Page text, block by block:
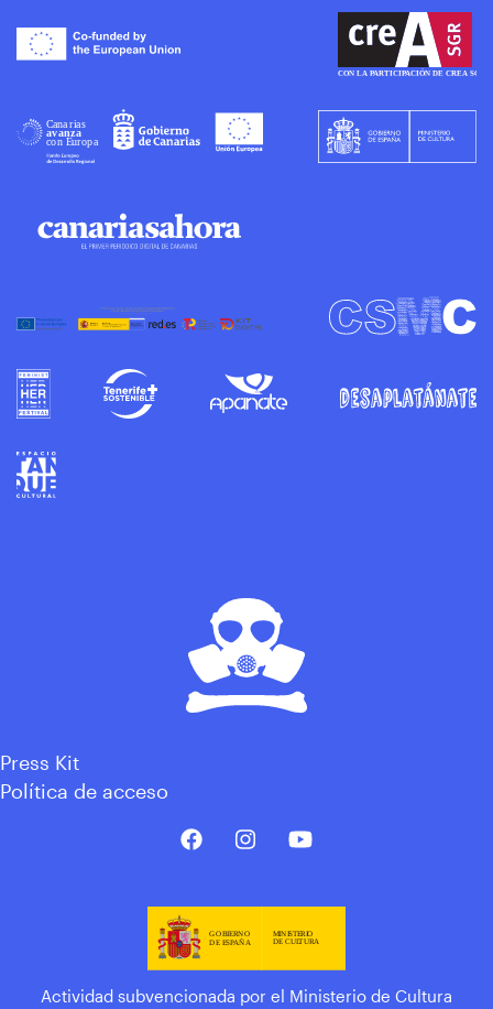
Press Kit
Política de acceso
Actividad subvencionada por el Ministerio de Cultura